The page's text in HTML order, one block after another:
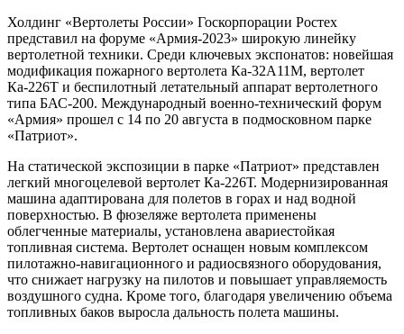
Холдинг «Вертолеты России» Госкорпорации Ростех
представил на форуме «Армия-2023» широкую линейку
вертолетной техники. Среди ключевых экспонатов: новейшая
модификация пожарного вертолета Ка-32А11М, вертолет
Ка-226Т и беспилотный летательный аппарат вертолетного
типа БАС-200. Международный военно-технический форум
«Армия» прошел с 14 по 20 августа в подмосковном парке
«Патриот».
На статической экспозиции в парке «Патриот» представлен
легкий многоцелевой вертолет Ка-226Т. Модернизированная
машина адаптирована для полетов в горах и над водной
поверхностью. В фюзеляже вертолета применены
облегченные материалы, установлена авариестойкая
топливная система. Вертолет оснащен новым комплексом
пилотажно-навигационного и радиосвязного оборудования,
что снижает нагрузку на пилотов и повышает управляемость
воздушного судна. Кроме того, благодаря увеличению объема
топливных баков выросла дальность полета машины.